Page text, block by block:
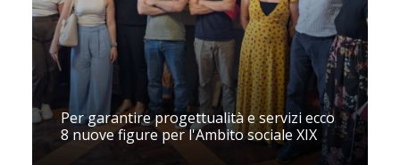
Per garantire progettualità e servizi ecco
8 nuove figure per l'Ambito sociale XIX